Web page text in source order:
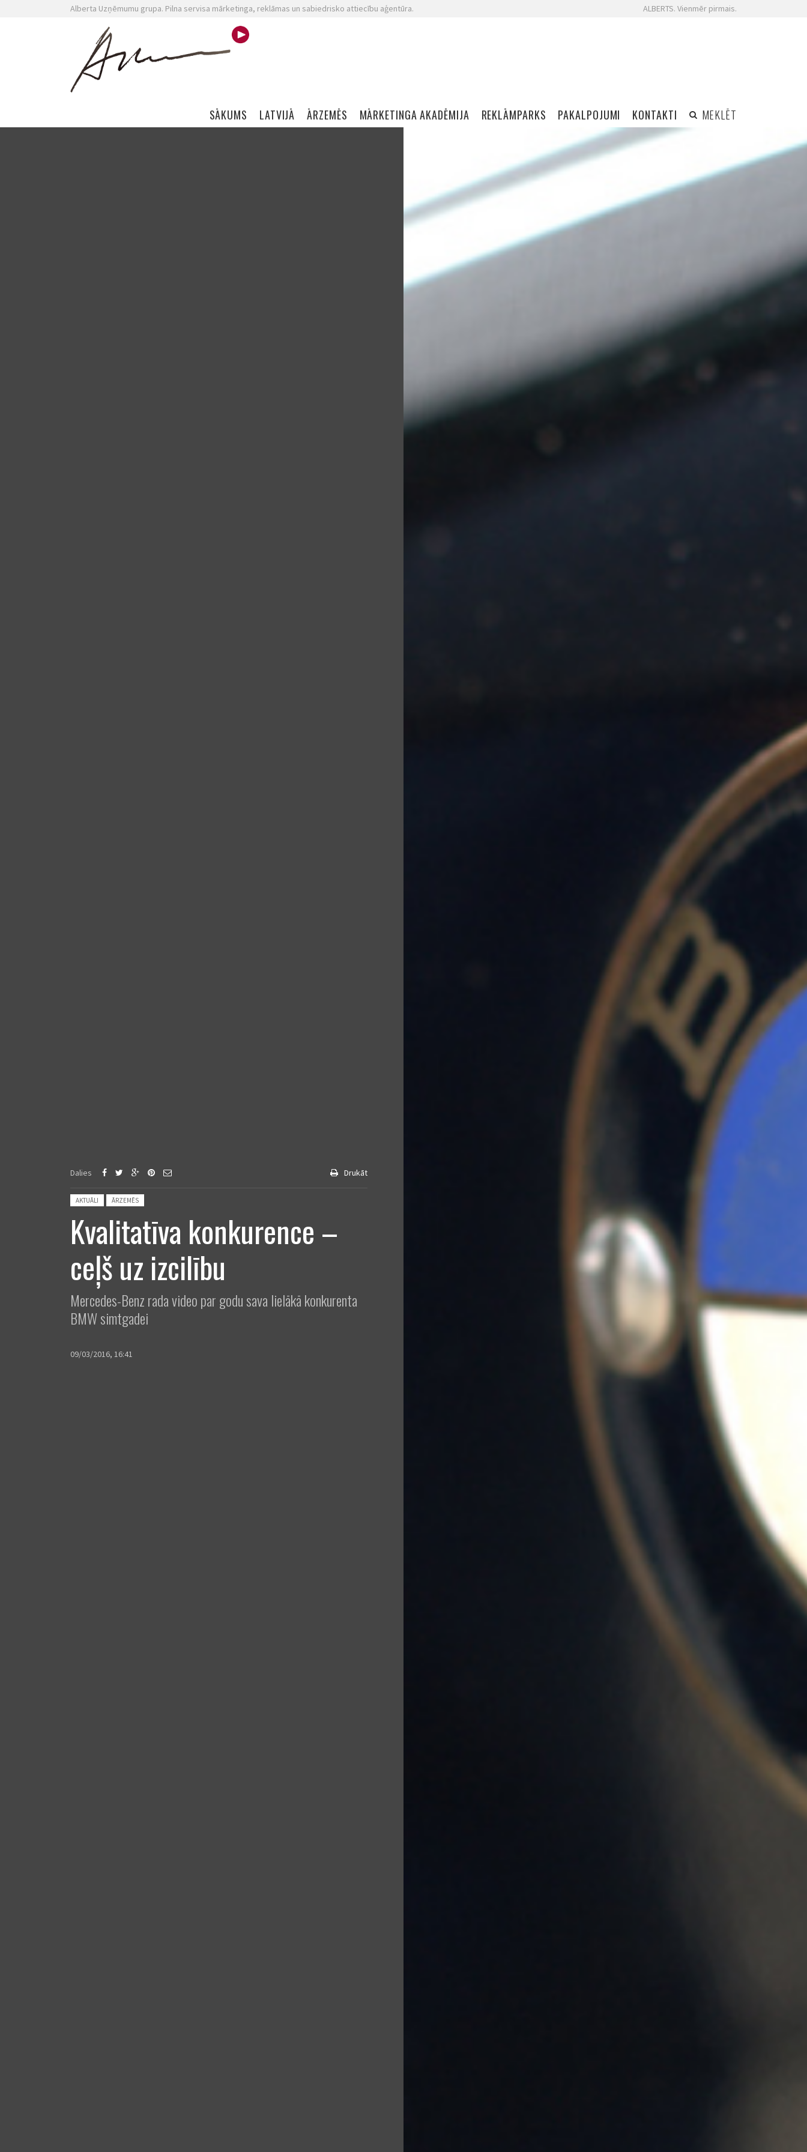
Alberta Uzņēmumu grupa. Pilna servisa mārketinga, reklāmas un sabiedrisko attiecību aģentūra. ALBERTS. Vienmēr pirmais.
Skip navigation
SĀKUMS LATVIJĀ ĀRZEMĒS MĀRKETINGA AKADĒMIJA REKLĀMPARKS PAKALPOJUMI KONTAKTI MEKLĒT
Dalies Drukāt
Posted in:
AKTUĀLI ĀRZEMĒS
Kvalitatīva konkurence –
ceļš uz izcilību
Mercedes-Benz rada video par godu sava lielākā konkurenta
BMW simtgadei
09/03/2016, 16:41